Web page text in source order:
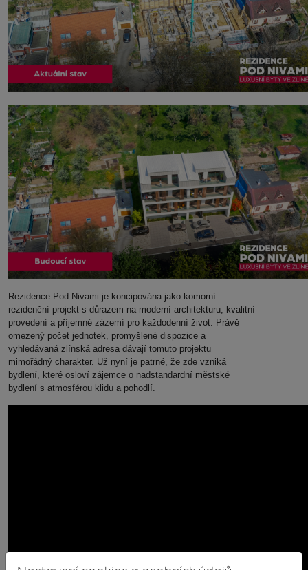
Rezidence Pod Nivami je koncipována jako komorní
rezidenční projekt s důrazem na moderní architekturu, kvalitní
provedení a příjemné zázemí pro každodenní život. Právě
omezený počet jednotek, promyšlené dispozice a
vyhledávaná zlínská adresa dávají tomuto projektu
mimořádný charakter. Už nyní je patrné, že zde vzniká
bydlení, které osloví zájemce o nadstandardní městské
bydlení s atmosférou klidu a pohodlí.